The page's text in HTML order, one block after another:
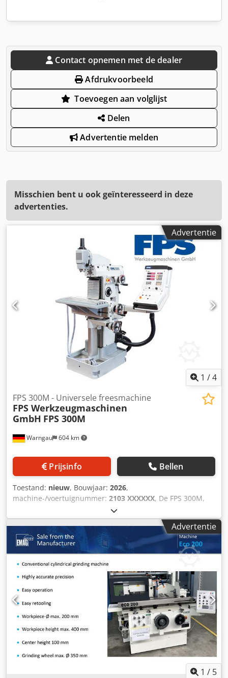
Contact opnemen met de dealer
Afdrukvoorbeeld
Toevoegen aan volglijst
Delen
Advertentie melden
Misschien bent u ook geïnteresseerd in deze
advertenties.
Advertentie
1 /4
Warngau 604 km
FPS 300M - Universele freesmachine
FPS Werkzeugmaschinen
GmbH FPS 300M
Prijsinfo Bellen
Toestand: nieuw, Bouwjaar: 2026,
machine-/voertuignummer: 2103 XXXXXX, De FPS 300M,
erfgename van de DECKEL FP1. Door onze jarenlange
ervaring in de dienstverlening hebben wij besloten onze
eigen freesmachines te ontwikkelen en te produceren. De
FPS 300M is een conventionele freesmachine die perfect is
voor opleiding en productie. Controle 3-assig - FPS actief -
digitale uitlezing Snelheid 40 - 2000 tpm geometrisch
gestapelde directe versnellingsbak met 16
versnellingstrappen voor maximaal koppel /
freesvermogen Voersnelheid 5 tot 500 mm/min, traploos
instelbaar Snelle oversteek 1,5 m/min Quill Uitschuifbare
spindel, verticaal 60 mm SK40 met M16 schroefdraad
optioneel: met DECKEL - zaagdraad S20 x 2 Assen X/Y/Z
300/160/340 mm Tabel Stijve hoek tafel 600x210mm
Uitrusting - Verticale en horizontale spindel - Freeskop
handmatig +/- 90° zwenkbaar Opties - Z-as balg - chiplade
- Machine licht - Centrale smering - Universele tafel -
Advertentie
1 / 5